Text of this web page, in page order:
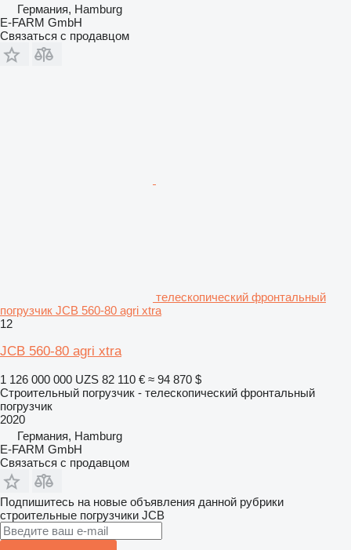
Германия, Hamburg
E-FARM GmbH
Связаться с продавцом
телескопический фронтальный
погрузчик JCB 560-80 agri xtra
12
JCB 560-80 agri xtra
1 126 000 000 UZS 82 110 € ≈ 94 870 $
Строительный погрузчик - телескопический фронтальный
погрузчик
2020
Германия, Hamburg
E-FARM GmbH
Связаться с продавцом
Подпишитесь на новые объявления данной рубрики
строительные погрузчики JCB